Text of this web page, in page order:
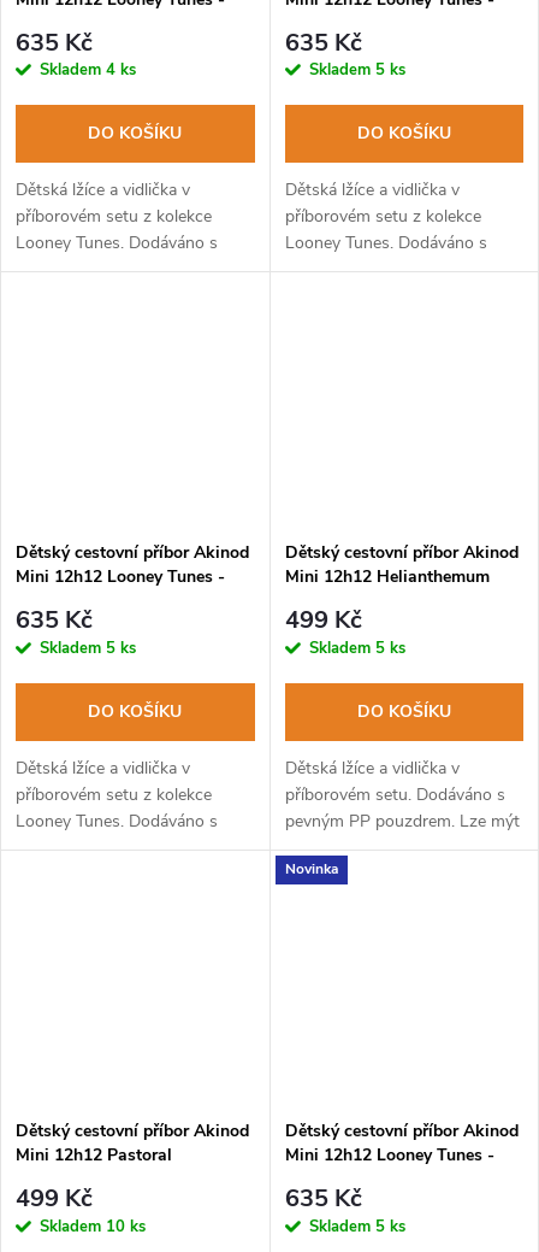
635 Kč
Skladem 4 ks
DO KOŠÍKU
Dětská lžíce a vidlička v
příborovém setu z kolekce
Looney Tunes. Dodáváno s
pevným PP pouzdrem. Lze mýt
635 Kč
Skladem 5 ks
DO KOŠÍKU
Dětská lžíce a vidlička v
příborovém setu z kolekce
Looney Tunes. Dodáváno s
pevným PP pouzdrem. Lze mýt
Dětský cestovní příbor Akinod
Mini 12h12 Looney Tunes -
635 Kč
Skladem 5 ks
DO KOŠÍKU
Dětská lžíce a vidlička v
příborovém setu z kolekce
Looney Tunes. Dodáváno s
pevným PP pouzdrem. Lze mýt
Dětský cestovní příbor Akinod
Mini 12h12 Helianthemum
499 Kč
Skladem 5 ks
DO KOŠÍKU
Dětská lžíce a vidlička v
příborovém setu. Dodáváno s
pevným PP pouzdrem. Lze mýt
v myčce na nádobí.
Dětský cestovní příbor Akinod
Mini 12h12 Pastoral
499 Kč
Skladem 10 ks
Novinka
Dětský cestovní příbor Akinod
Mini 12h12 Looney Tunes -
635 Kč
Skladem 5 ks